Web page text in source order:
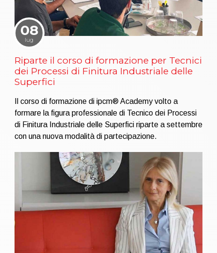
08
lug
Riparte il corso di formazione per Tecnici
dei Processi di Finitura Industriale delle
Superfici
Il corso di formazione di ipcm® Academy volto a
formare la figura professionale di Tecnico dei Processi
di Finitura Industriale delle Superfici riparte a settembre
con una nuova modalità di partecipazione.